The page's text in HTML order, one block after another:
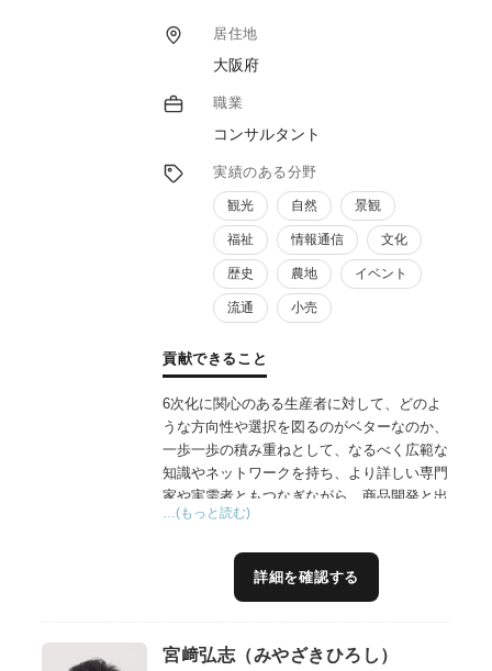
国産果実・野菜までが日本人の口に入らない
状況になっています。
主たる原因は、販売流通に問題があり、これ
を解決出来ないと衰退する一方です。
生産者が流通ルートを知らないためこのよう
な現象が起こっています。
自分は、生産者に近寄りより良いものを共同
で開発し、最短距離での流通に乗せる事が、
出来ます。勿論加工技術も４０年のネットワ
ークがあり、援助していただける
仲間もいます。国内産業の衰退を阻止すべく
強力な協力が可能です。
また、同時に社員教育も実施しております。
現在までに数社のメーカー様の営業・管理職
研修を行い
今まで未設定だった社内ルールも明文化し、
より良い職場環境への変化のお手伝いの実績
があります。
居住地
大阪府
職業
コンサルタント
実績のある分野
観光 自然 景観
福祉 情報通信 文化
歴史 農地 イベント
流通 小売
貢献できること
6次化に関心のある生産者に対して、どのよ
うな方向性や選択を図るのがベターなのか、
一歩一歩の積み重ねとして、なるべく広範な
知識やネットワークを持ち、より詳しい専門
家や実需者ともつなぎながら、商品開発と出
口作りを一気通貫してお手伝いしています。
から、どのように消費者や実需者に各生産者
の商品やこだわり特徴を伝えていくか、
…(もっと読む)
詳細を確認する
宮﨑弘志（みやざきひろし）